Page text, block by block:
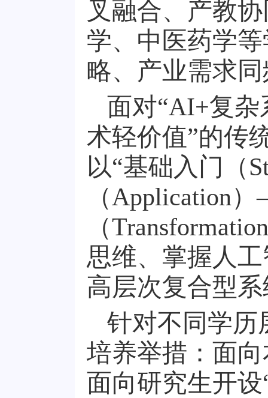
叉融合、产教
学、中医药学
略、产业需求
面对“AI+复杂
术轻价值”的传
以“基础入门（
（Application
（
思维、掌握人
高层次复合型
针对不同学历
培养举措：面
面向研究生开